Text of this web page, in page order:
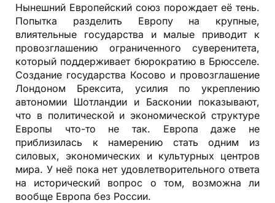
Нынешний Европейский союз порождает её тень.
Попытка разделить Европу на крупные,
влиятельные государства и малые приводит к
провозглашению ограниченного суверенитета,
который поддерживает бюрократию в Брюсселе.
Создание государства Косово и провозглашение
Лондоном Брексита, усилия по укреплению
автономии Шотландии и Басконии показывают,
что в политической и экономической структуре
Европы что-то не так. Европа даже не
приблизилась к намерению стать одним из
силовых, экономических и культурных центров
мира. У неё пока нет удовлетворительного ответа
на исторический вопрос о том, возможна ли
вообще Европа без России.